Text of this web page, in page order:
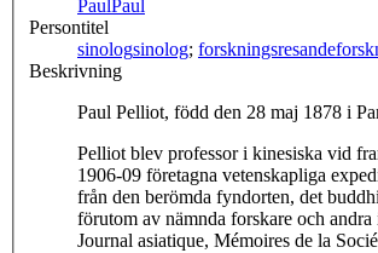
PaulPaul
Persontitel
sinologsinolog; forskningsresande
Beskrivning
Paul Pelliot, född den 28 maj 1878 i
Pelliot blev professor i kinesiska vid
1906-09 företagna vetenskapliga
från den berömda fyndorten, det
förutom av nämnda forskare och
Journal asiatique, Mémoires de la